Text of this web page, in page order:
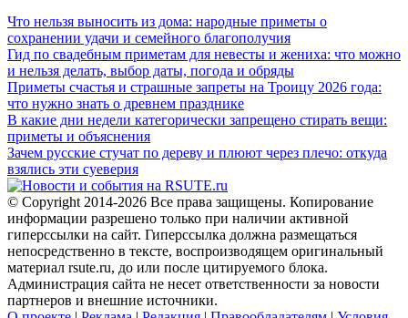
Что нельзя выносить из дома: народные приметы о
сохранении удачи и семейного благополучия
Гид по свадебным приметам для невесты и жениха: что можно
и нельзя делать, выбор даты, погода и обряды
Приметы счастья и страшные запреты на Троицу 2026 года:
что нужно знать о древнем празднике
В какие дни недели категорически запрещено стирать вещи:
приметы и объяснения
Зачем русские стучат по дереву и плюют через плечо: откуда
взялись эти суеверия
© Copyright 2014-2026 Все права защищены. Копирование
информации разрешено только при наличии активной
гиперссылки на сайт. Гиперссылка должна размещаться
непосредственно в тексте, воспроизводящем оригинальный
материал rsute.ru, до или после цитируемого блока.
Администрация сайта не несет ответственности за новости
партнеров и внешние источники.